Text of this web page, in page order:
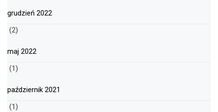
grudzień 2022
(2)
maj 2022
(1)
październik 2021
(1)